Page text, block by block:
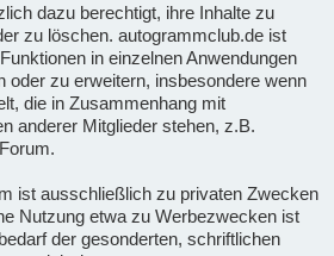
dazu berechtigt, ihre Inhalte zu
zu löschen. autogrammclub.de ist
in einzelnen Anwendungen
oder zu erweitern, insbesondere wenn
die in Zusammenhang mit
anderer Mitglieder stehen, z.B.
ist ausschließlich zu privaten Zwecken
Nutzung etwa zu Werbezwecken ist
der gesonderten, schriftlichen